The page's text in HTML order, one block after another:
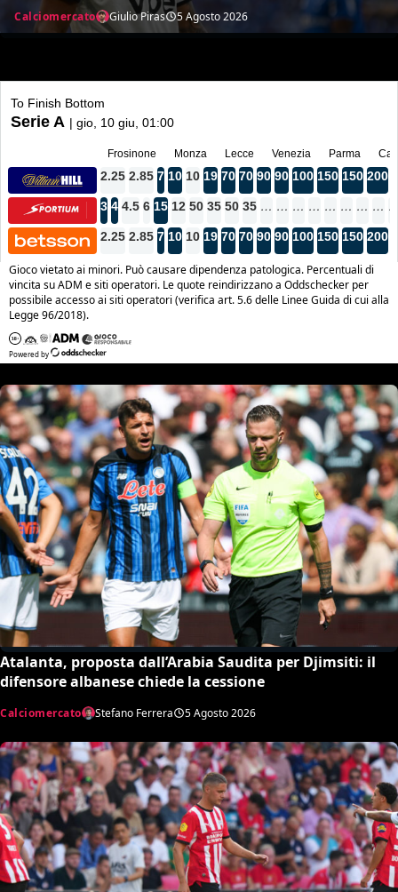
Botafogo ne vuole 35
Calciomercato Giulio Piras 5 Agosto 2026
Atalanta, proposta dall’Arabia Saudita per Djimsiti: il
difensore albanese chiede la cessione
Calciomercato Stefano Ferrera 5 Agosto 2026